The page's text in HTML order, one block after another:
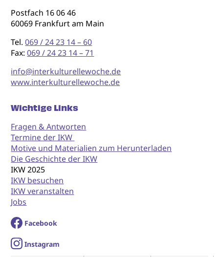
Postfach 16 06 46
60069 Frankfurt am Main
Tel.069 / 24 23 14 – 60
Fax:069 / 24 23 14 – 71
info@interkulturellewoche.de
www.interkulturellewoche.de
Wichtige Links
Fragen & Antworten
Termine der IKW
Motive und Materialien zum Herunterladen
Die Geschichte der IKW
IKW 2025
IKW besuchen
IKW veranstalten
Jobs
Facebook
Instagram